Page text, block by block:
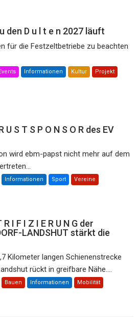
den D u l t e n 2027 läuft
für die Festzeltbetriebe zu beachten
Informationen Kultur Projekt
S T S P O N S O R des EV
wird ebm-papst nicht mehr auf dem
Informationen Sport Vereine
I F I Z I E R U N G der
LANDSHUT stärkt die
Kilometer langen Schienenstrecke
rückt in greifbare Nähe....
Bauen Informationen Mobilität